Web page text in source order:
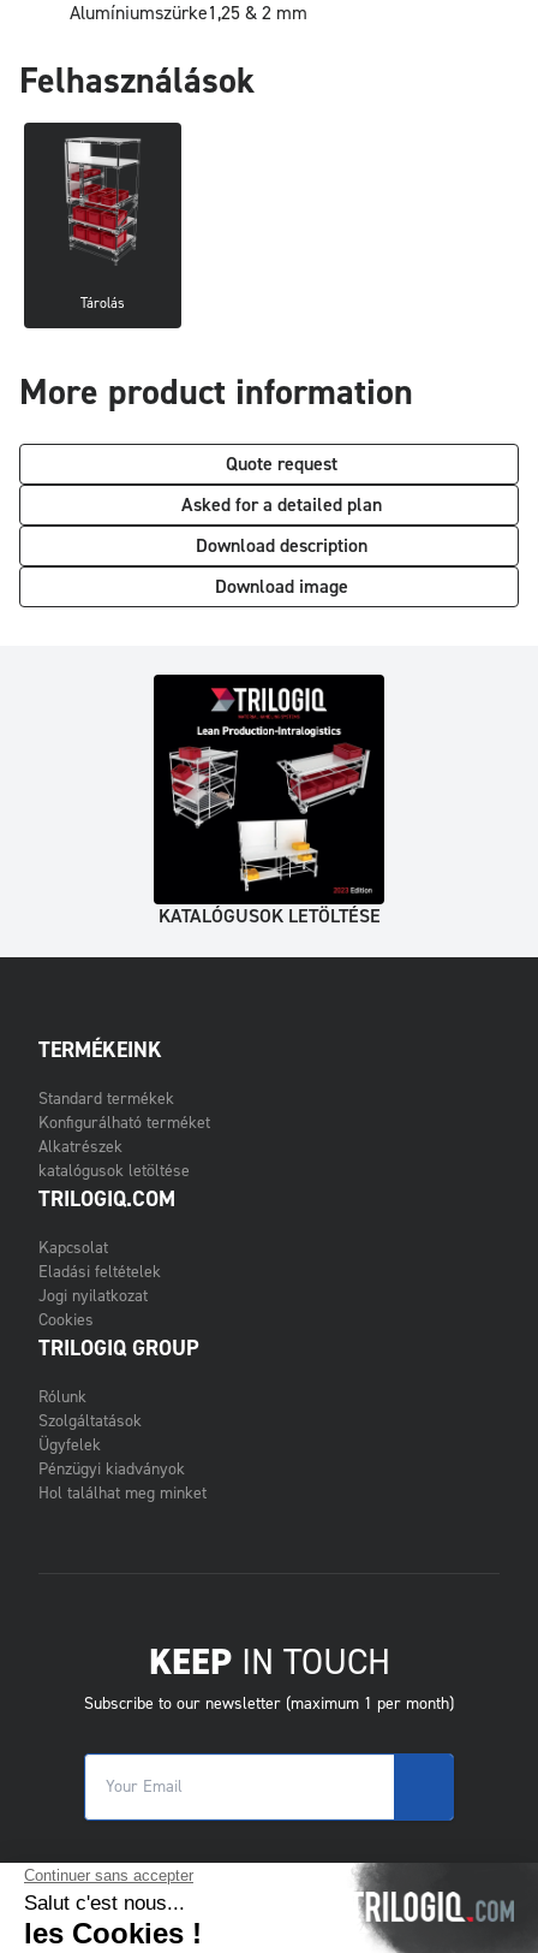
Alumíniumszürke1,25 & 2 mm
Felhasználások
Tárolás
More product information
Quote request
Asked for a detailed plan
Download description
Download image
KATALÓGUSOK LETÖLTÉSE
TERMÉKEINK
Standard termékek
Konfigurálható terméket
Alkatrészek
katalógusok letöltése
TRILOGIQ.COM
Kapcsolat
Eladási feltételek
Jogi nyilatkozat
Cookies
TRILOGIQ GROUP
Rólunk
Szolgáltatások
Ügyfelek
Pénzügyi kiadványok
Hol találhat meg minket
KEEPIN TOUCH
Subscribe to our newsletter (maximum 1 per month)